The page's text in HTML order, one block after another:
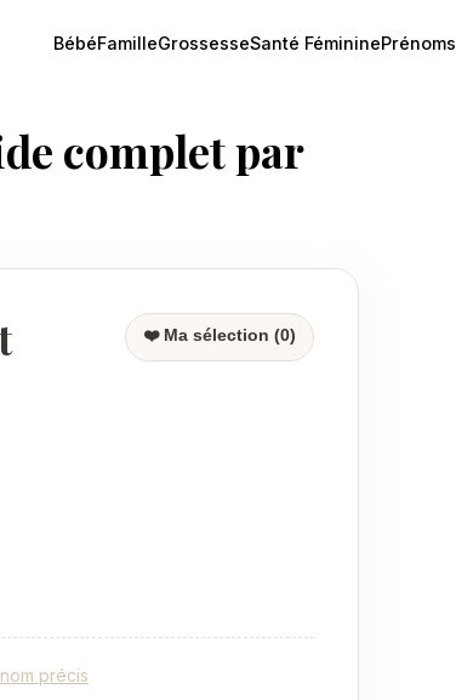
BébéFamilleGrossesseSanté FémininePrénoms
complet par
❤️ Ma sélection (0)
précis